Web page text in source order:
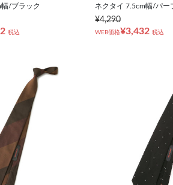
/ブラック
税込
ネクタイ 7.5cm幅/パー
¥4,290
WEB価格¥3,432 税込